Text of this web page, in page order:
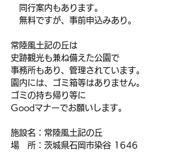
同行案内もあります。
無料ですが、事前申込みあり。
常陸風土記の丘は
史跡観光も兼ね備えた公園で
事務所もあり、管理されています。
園内には、ゴミ箱等はありません。
ゴミの持ち帰り等に
Goodマナーでお願いします。
施設名：常陸風土記の丘
場　所：茨城県石岡市染谷 1646